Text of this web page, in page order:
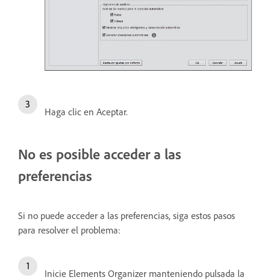
Haga clic en Aceptar.
No es posible acceder a las
preferencias
Si no puede acceder a las preferencias, siga estos pasos
para resolver el problema:
Inicie Elements Organizer manteniendo pulsada la